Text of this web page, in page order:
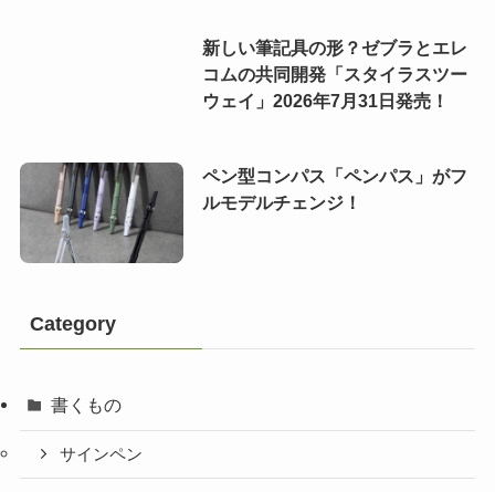
新しい筆記具の形？ゼブラとエレ
コムの共同開発「スタイラスツー
ウェイ」2026年7月31日発売！
ペン型コンパス「ペンパス」がフ
ルモデルチェンジ！
Category
書くもの
サインペン